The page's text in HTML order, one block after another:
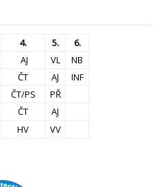
4. 5.
6.
AJ VL
NB
ČT AJ
INF
ČT/PS
PŘ
ČT
AJ
HV VV